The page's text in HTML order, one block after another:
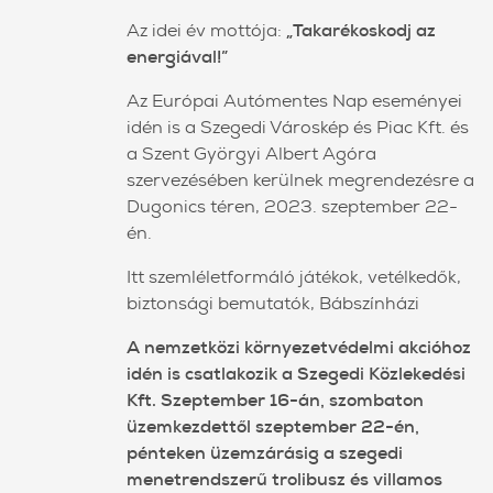
Az idei év mottója: „Takarékoskodj az
energiával!”
Az Európai Autómentes Nap eseményei
idén is a Szegedi Városkép és Piac Kft. és
a Szent Györgyi Albert Agóra
szervezésében kerülnek megrendezésre a
Dugonics téren, 2023. szeptember 22-
én.
Itt szemléletformáló játékok, vetélkedők,
biztonsági bemutatók, Bábszínházi
A nemzetközi környezetvédelmi akcióhoz
idén is csatlakozik a Szegedi Közlekedési
Kft. Szeptember 16-án, szombaton
üzemkezdettől szeptember 22-én,
pénteken üzemzárásig a szegedi
menetrendszerű trolibusz és villamos